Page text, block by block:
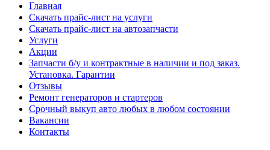
Главная
Скачать прайс-лист на услуги
Скачать прайс-лист на автозапчасти
Услуги
Акции
Запчасти б/у и контрактные в наличии и под заказ.
Установка. Гарантии
Отзывы
Ремонт генераторов и стартеров
Cрочный выкуп авто любых в любом состоянии
Вакансии
Контакты